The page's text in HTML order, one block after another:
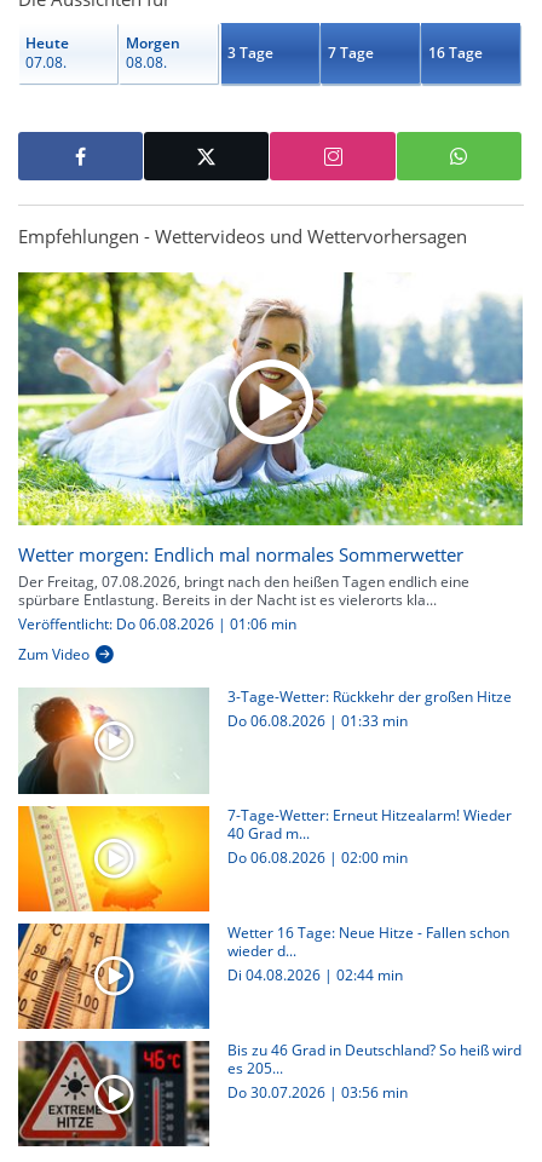
Heute
07.08.
Morgen
08.08.
3 Tage 7 Tage 16 Tage
Empfehlungen - Wettervideos und Wettervorhersagen
Wetter morgen: Endlich mal normales Sommerwetter
Der Freitag, 07.08.2026, bringt nach den heißen Tagen endlich eine
spürbare Entlastung. Bereits in der Nacht ist es vielerorts kla...
Veröffentlicht: Do 06.08.2026 | 01:06 min
Zum Video
3-Tage-Wetter: Rückkehr der großen Hitze
Do 06.08.2026 | 01:33 min
7-Tage-Wetter: Erneut Hitzealarm! Wieder
40 Grad m...
Do 06.08.2026 | 02:00 min
Wetter 16 Tage: Neue Hitze - Fallen schon
wieder d...
Di 04.08.2026 | 02:44 min
Bis zu 46 Grad in Deutschland? So heiß wird
es 205...
Do 30.07.2026 | 03:56 min